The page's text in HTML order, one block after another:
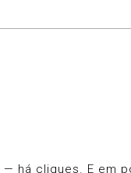
— há cliques. E